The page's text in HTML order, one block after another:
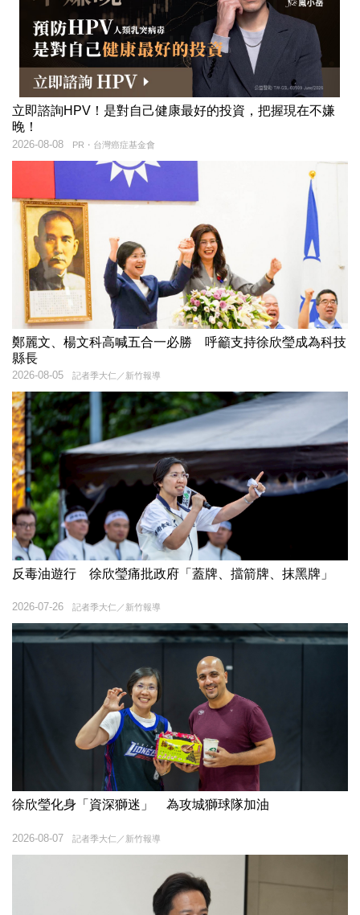
立即諮詢HPV！是對自己健康最好的投資，把握現在不嫌
晚！
PR・台灣癌症基金會
2026-08-08
鄭麗文、楊文科高喊五合一必勝 呼籲支持徐欣瑩成為科技
縣長
記者季大仁／新竹報導
2026-08-05
反毒油遊行 徐欣瑩痛批政府「蓋牌、擋箭牌、抹黑牌」
記者季大仁／新竹報導
2026-07-26
徐欣瑩化身「資深獅迷」 為攻城獅球隊加油
記者季大仁／新竹報導
2026-08-07